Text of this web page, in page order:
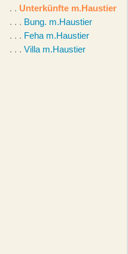
. . Unterkünfte m.Haustier
. . . Bung. m.Haustier
. . . Feha m.Haustier
. . . Villa m.Haustier